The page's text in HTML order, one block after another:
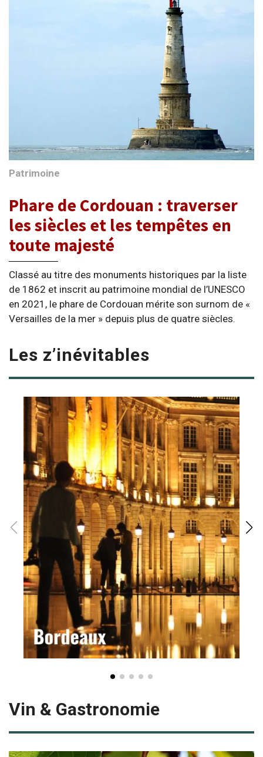
Patrimoine
Phare de Cordouan : traverser
les siècles et les tempêtes en
toute majesté
Classé au titre des monuments historiques par la liste
de 1862 et inscrit au patrimoine mondial de l’UNESCO
en 2021, le phare de Cordouan mérite son surnom de «
Versailles de la mer » depuis plus de quatre siècles.
Les z’inévitables
Vin & Gastronomie